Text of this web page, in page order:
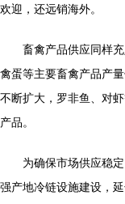
欢迎，还远销海外。
畜禽产品供应同样
禽蛋等主要畜禽产品产
不断扩大，罗非鱼、对
产品。
为确保市场供应稳
强产地冷链设施建设，